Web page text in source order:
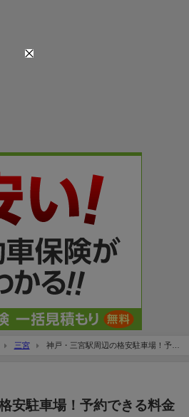
三宮
神戸・三宮駅周辺の格安駐車場！予約
安駐車場！予約できる料金